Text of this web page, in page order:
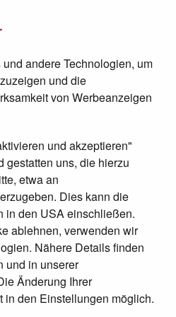
über die Kinderhilfe
andere Technologien, um
und die
von Werbeanzeigen
und akzeptieren"
gestatten uns, die hierzu
etwa an
Dies kann die
in den USA einschließen.
ablehnen, verwenden wir
Nähere Details finden
und in unserer
Änderung Ihrer
den Einstellungen möglich.